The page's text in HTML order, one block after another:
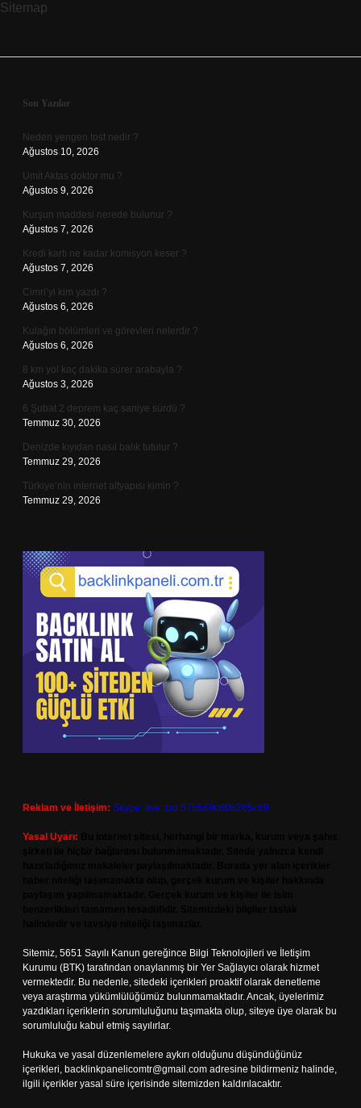
Sitemap
Sidebar
Son Yazılar
Neden yengen tost nedir ?
Ağustos 10, 2026
Umit Aktas doktor mu ?
Ağustos 9, 2026
Kurşun maddesi nerede bulunur ?
Ağustos 7, 2026
Kredi kartı ne kadar komisyon keser ?
Ağustos 7, 2026
Cimri’yi kim yazdı ?
Ağustos 6, 2026
Kulağın bölümleri ve görevleri nelerdir ?
Ağustos 6, 2026
8 km yol kaç dakika sürer arabayla ?
Ağustos 3, 2026
6 Şubat 2 deprem kaç saniye sürdü ?
Temmuz 30, 2026
Denizde kıyıdan nasıl balık tutulur ?
Temmuz 29, 2026
Türkiye’nin internet altyapısı kimin ?
Temmuz 29, 2026
Reklam ve İletişim: Skype: live:.cid.575569c608265c69
Yasal Uyarı:
Sitemiz, 5651 Sayılı Kanun gereğince Bilgi Teknolojileri ve İletişim
Kurumu (BTK) tarafından onaylanmış bir Yer Sağlayıcı olarak hizmet
vermektedir. Bu nedenle, sitedeki içerikleri proaktif olarak denetleme
veya araştırma yükümlülüğümüz bulunmamaktadır. Ancak, üyelerimiz
yazdıkları içeriklerin sorumluluğunu taşımakta olup, siteye üye olarak bu
sorumluluğu kabul etmiş sayılırlar.
Hukuka ve yasal düzenlemelere aykırı olduğunu düşündüğünüz
içerikleri, backlinkpanelicomtr@gmail.com adresine bildirmeniz halinde,
ilgili içerikler yasal süre içerisinde sitemizden kaldırılacaktır.